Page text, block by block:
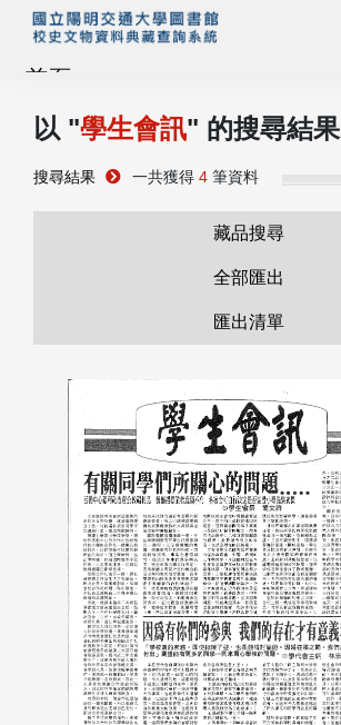
首頁
藏品查詢
管理者登入
以 "學生會訊" 的搜尋結果
搜尋結果 一共獲得 4 筆資料
藏品搜尋
全部匯出
匯出清單